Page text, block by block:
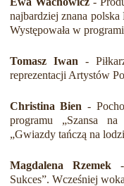
najbardziej znana
Występowała w
Tomasz Iwan -
reprezentacji Artystów
Christina Bien -
programu „Szansa
„Gwiazdy tańczą na
Magdalena Rzemek-
Sukces”. Wcześniej